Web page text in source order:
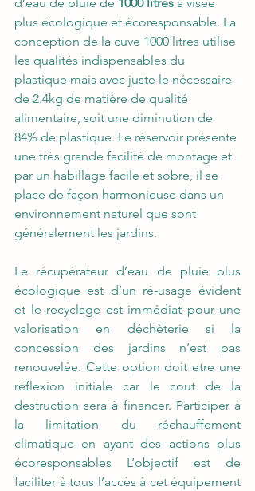
plus écologique et écoresponsable. La
conception de la cuve 1000 litres utilise
les qualités indispensables du
plastique mais avec juste le nécessaire
de 2.4kg de matière de qualité
alimentaire, soit une diminution de
84% de plastique. Le réservoir présente
une très grande facilité de montage et
par un habillage facile et sobre, il se
place de façon harmonieuse dans un
environnement naturel que sont
généralement les jardins.
Le récupérateur d’eau de pluie plus
écologique est d’un ré-usage évident
et le recyclage est immédiat pour une
valorisation en déchèterie si la
concession des jardins n’est pas
renouvelée. Cette option doit etre une
réflexion initiale car le cout de la
destruction sera à financer. Participer à
la limitation du réchauffement
climatique en ayant des actions plus
écoresponsables L’objectif est de
faciliter à tous l’accès à cet équipement